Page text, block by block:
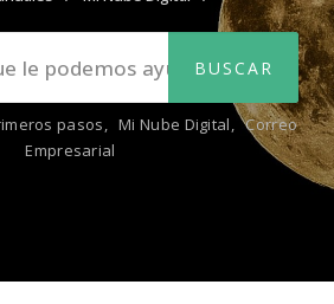
pasos, Mi Nube Digital, Correo
Empresarial